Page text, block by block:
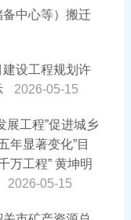
中心等）搬迁
设工程规划许
2026-05-15
展工程”促进城乡
年显著变化”目
万工程” 黄坤明
2026-05-15